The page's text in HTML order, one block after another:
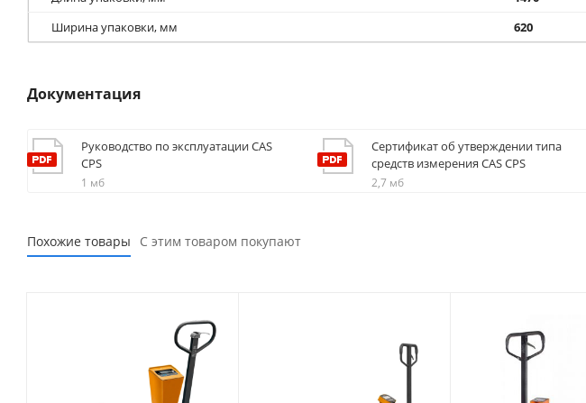
Ширина упаковки, мм
620
Документация
Руководство по эксплуатации CAS
CPS
1 мб
Сертификат об утверждении типа
средств измерения CAS CPS
2,7 мб
Похожие товары С этим товаром покупают